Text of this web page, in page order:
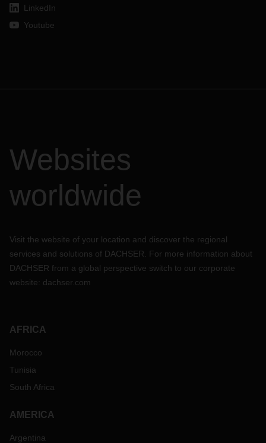
LinkedIn
Youtube
Websites
worldwide
Visit the website of your location and discover the regional
services and solutions of DACHSER. For more information about
DACHSER from a global perspective switch to our corporate
website: dachser.com
AFRICA
Morocco
Tunisia
South Africa
AMERICA
Argentina